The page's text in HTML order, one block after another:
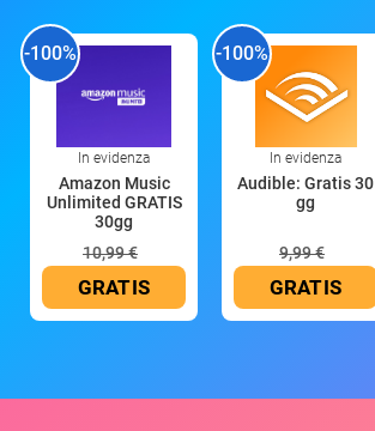
-100%
In evidenza
Amazon Music
Unlimited GRATIS
30gg
10,99 €
GRATIS
-100%
In evidenza
Audible: Gratis 30
gg
9,99 €
GRATIS